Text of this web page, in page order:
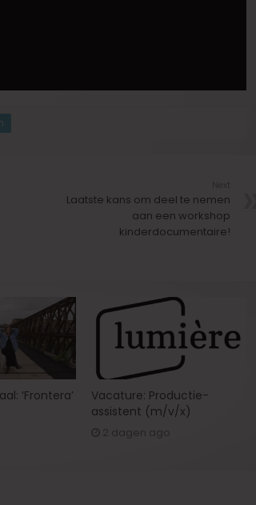
Laatste kans om deel te nemen
aan een workshop
kinderdocumentaire!
‘Frontera’
Vacature: Productie-
assistent (m/v/x)
2 dagen ago